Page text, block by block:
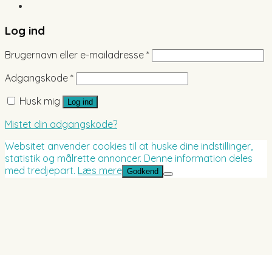
Log ind
Brugernavn eller e-mailadresse *
Adgangskode *
Husk mig
Log ind
Mistet din adgangskode?
Websitet anvender cookies til at huske dine indstillinger,
statistik og målrette annoncer. Denne information deles
med tredjepart. Læs mere Godkend